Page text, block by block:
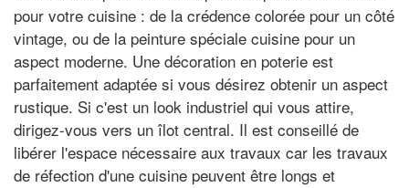
pour votre cuisine : de la crédence colorée pour un côté
vintage, ou de la peinture spéciale cuisine pour un
aspect moderne. Une décoration en poterie est
parfaitement adaptée si vous désirez obtenir un aspect
rustique. Si c'est un look industriel qui vous attire,
dirigez-vous vers un îlot central. Il est conseillé de
libérer l'espace nécessaire aux travaux car les travaux
de réfection d'une cuisine peuvent être longs et